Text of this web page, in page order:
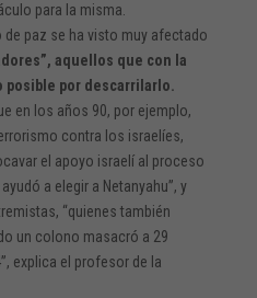
para la misma.
de paz se ha visto muy afectado
aquellos que con la
posible por descarrilarlo.
en los años 90, por ejemplo,
contra los israelíes,
el apoyo israelí al proceso
a elegir a Netanyahu”, y
“quienes también
un colono masacró a 29
explica el profesor de la